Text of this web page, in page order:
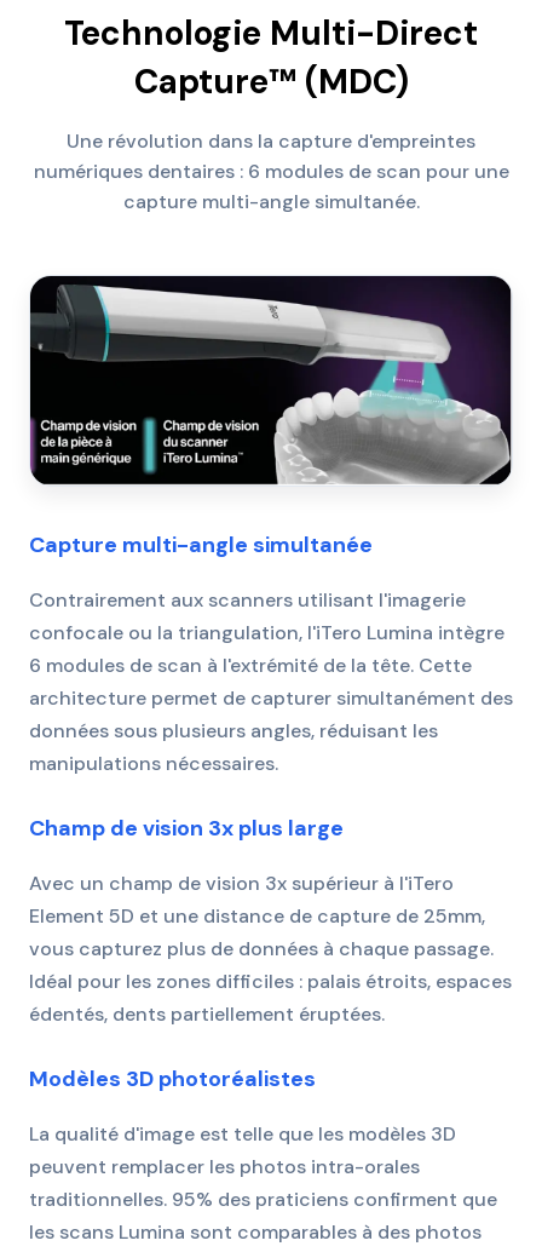
Technologie Multi-Direct
Capture™ (MDC)
Une révolution dans la capture d'empreintes
numériques dentaires : 6 modules de scan pour une
capture multi-angle simultanée.
Capture multi-angle simultanée
Contrairement aux scanners utilisant l'imagerie
confocale ou la triangulation, l'iTero Lumina intègre
6 modules de scan à l'extrémité de la tête. Cette
architecture permet de capturer simultanément des
données sous plusieurs angles, réduisant les
manipulations nécessaires.
Champ de vision 3x plus large
Avec un champ de vision 3x supérieur à l'iTero
Element 5D et une distance de capture de 25mm,
vous capturez plus de données à chaque passage.
Idéal pour les zones difficiles : palais étroits, espaces
édentés, dents partiellement éruptées.
Modèles 3D photoréalistes
La qualité d'image est telle que les modèles 3D
peuvent remplacer les photos intra-orales
traditionnelles. 95% des praticiens confirment que
les scans Lumina sont comparables à des photos